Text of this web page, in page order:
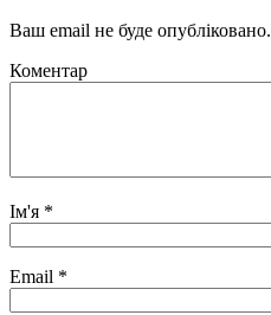
Ваш email не буде опубліковано.
Коментар
Ім'я *
Email *